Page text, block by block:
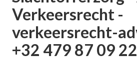
Verkeersrecht -
verkeersrecht-
+32 479 87 09 22